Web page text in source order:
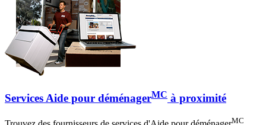
Services Aide pour déménagerMC à proximité
MC